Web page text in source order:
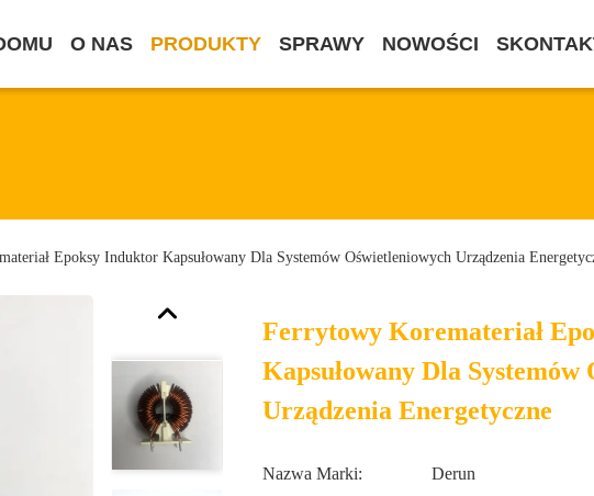
O NAS PRODUKTY SPRAWY NOWOŚCI
Epoksy Induktor Kapsułowany Dla Systemów Oświetleniowych Urządzenia
Ferrytowy Koremateriał
Kapsułowany Dla Systemów
Urządzenia Energetyczne
Nazwa Marki: Derun